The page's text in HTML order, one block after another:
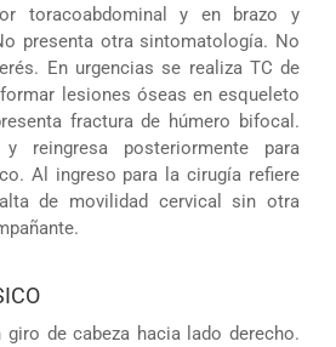
toracoabdominal y en brazo y
presenta otra sintomatología. No
En urgencias se realiza TC de
lesiones óseas en esqueleto
fractura de húmero bifocal.
reingresa posteriormente para
Al ingreso para la cirugía refiere
de movilidad cervical sin otra
de cabeza hacia lado derecho.